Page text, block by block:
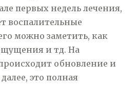
первых недель лечения,
воспалительные
можно заметить, как
и тд. На
обновление и
это полная